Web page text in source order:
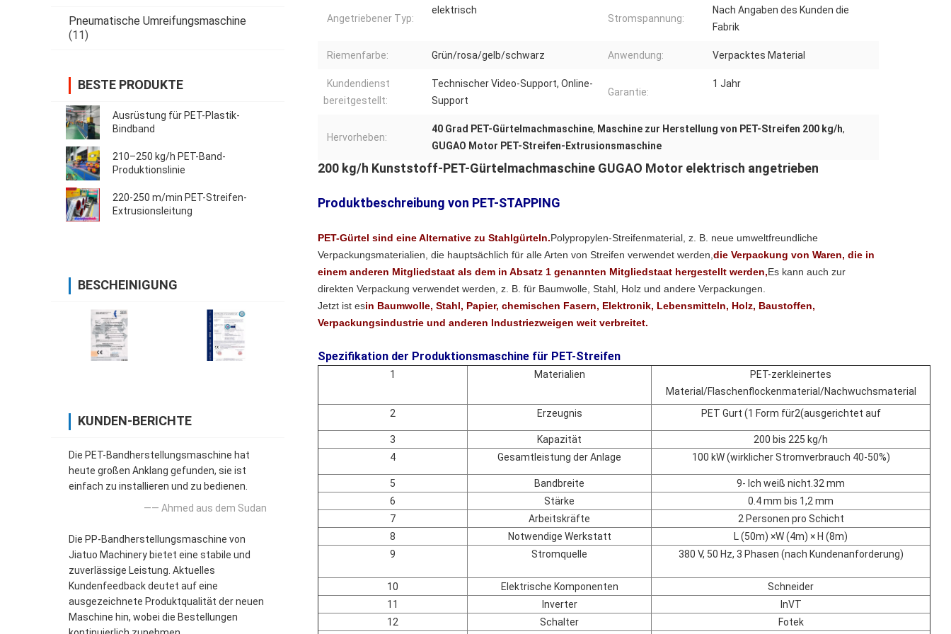
Pneumatische Umreifungsmaschine
(11)
BESTE PRODUKTE
Ausrüstung für PET-Plastik-
Bindband
210–250 kg/h PET-Band-
Produktionslinie
220-250 m/min PET-Streifen-
Extrusionsleitung
BESCHEINIGUNG
KUNDEN-BERICHTE
Die PET-Bandherstellungsmaschine hat
heute großen Anklang gefunden, sie ist
einfach zu installieren und zu bedienen.
—— Ahmed aus dem Sudan
Die PP-Bandherstellungsmaschine von
Jiatuo Machinery bietet eine stabile und
zuverlässige Leistung. Aktuelles
Kundenfeedback deutet auf eine
ausgezeichnete Produktqualität der neuen
Maschine hin, wobei die Bestellungen
Angetriebener Typ:
elektrisch
Stromspannung:
Nach Angaben des Kunden die
Fabrik
Riemenfarbe: Grün/rosa/gelb/schwarz Anwendung: Verpacktes Material
Kundendienst
bereitgestellt:
Technischer Video-Support, Online-
Support
Garantie:
1 Jahr
Hervorheben:
40 Grad PET-Gürtelmachmaschine, Maschine zur Herstellung von PET-Streifen 200 kg/h,
GUGAO Motor PET-Streifen-Extrusionsmaschine
200 kg/h Kunststoff-PET-Gürtelmachmaschine GUGAO Motor elektrisch angetrieben
Produktbeschreibung von PET-STAPPING
PET-Gürtel sind eine Alternative zu Stahlgürteln.Polypropylen-Streifenmaterial, z. B. neue umweltfreundliche
Verpackungsmaterialien, die hauptsächlich für alle Arten von Streifen verwendet werden,die Verpackung von Waren, die in
einem anderen Mitgliedstaat als dem in Absatz 1 genannten Mitgliedstaat hergestellt werden,Es kann auch zur
direkten Verpackung verwendet werden, z. B. für Baumwolle, Stahl, Holz und andere Verpackungen.
Jetzt ist esin Baumwolle, Stahl, Papier, chemischen Fasern, Elektronik, Lebensmitteln, Holz, Baustoffen,
Verpackungsindustrie und anderen Industriezweigen weit verbreitet.
Spezifikation der Produktionsmaschine für PET-Streifen
1 Materialien
PET-zerkleinertes
Material/Flaschenflockenmaterial/Nachwuchsmaterial
2
Erzeugnis PET Gurt (1 Form für2(ausgerichtet auf
3 Kapazität
200 bis 225 kg/h
4
Gesamtleistung der Anlage 100 kW (wirklicher Stromverbrauch 40-50%)
5 Bandbreite 9- Ich weiß nicht.32mm
6
Stärke
0.4 mm bis 1,2 mm
7
Arbeitskräfte
2 Personen pro Schicht
8
Notwendige Werkstatt L (50m) ×W (4m) × H (8m)
9
Stromquelle 380 V, 50 Hz, 3 Phasen (nach Kundenanforderung)
10 Elektrische Komponenten
Schneider
11
Inverter
InVT
12
Schalter
Fotek